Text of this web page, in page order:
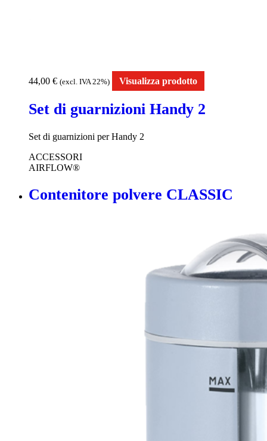
44,00 € (excl. IVA 22%) Visualizza prodotto
Set di guarnizioni Handy 2
Set di guarnizioni per Handy 2
ACCESSORI
AIRFLOW®
Contenitore polvere CLASSIC